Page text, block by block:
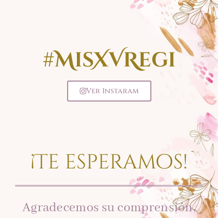
#MisXVRegi
Ver Instaram
¡Te esperamos!
Agradecemos su comprensión,